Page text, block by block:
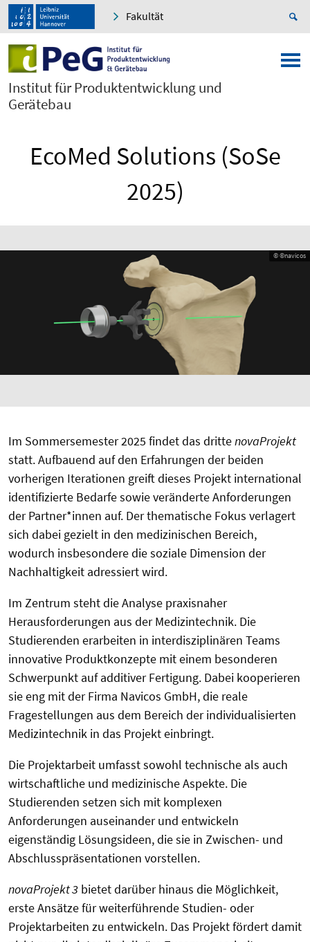
Fakultät
Institut für Produktentwicklung und
Gerätebau
EcoMed Solutions (SoSe
2025)
© ©navicos
Im Sommersemester 2025 findet das drittenovaProjekt
statt. Aufbauend auf den Erfahrungen der beiden
vorherigen Iterationen greift dieses Projekt international
identifizierte Bedarfe sowie veränderte Anforderungen
der Partner*innen auf. Der thematische Fokus verlagert
sich dabei gezielt in den medizinischen Bereich,
wodurch insbesondere die soziale Dimension der
Nachhaltigkeit adressiert wird.
Im Zentrum steht die Analyse praxisnaher
Herausforderungen aus der Medizintechnik. Die
Studierenden erarbeiten in interdisziplinären Teams
innovative Produktkonzepte mit einem besonderen
Schwerpunkt auf additiver Fertigung. Dabei kooperieren
sie eng mit der Firma Navicos GmbH, die reale
Fragestellungen aus dem Bereich der individualisierten
Medizintechnik in das Projekt einbringt.
Die Projektarbeit umfasst sowohl technische als auch
wirtschaftliche und medizinische Aspekte. Die
Studierenden setzen sich mit komplexen
Anforderungen auseinander und entwickeln
eigenständig Lösungsideen, die sie in Zwischen- und
Abschlusspräsentationen vorstellen.
novaProjekt 3 bietet darüber hinaus die Möglichkeit,
erste Ansätze für weiterführende Studien- oder
Projektarbeiten zu entwickeln. Das Projekt fördert damit